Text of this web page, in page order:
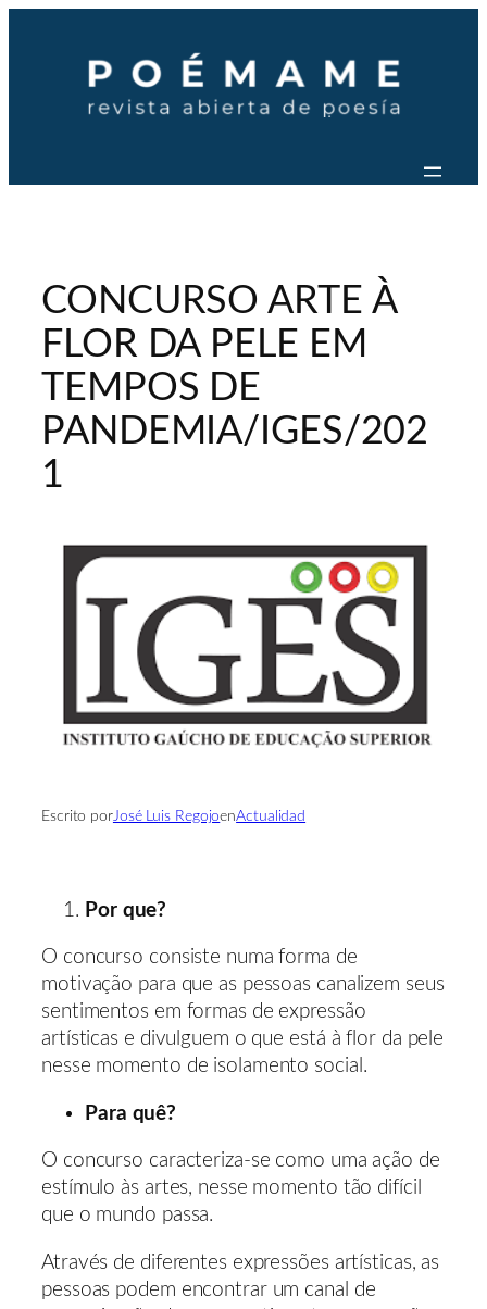
contenido
CONCURSO ARTE À
FLOR DA PELE EM
TEMPOS DE
PANDEMIA/IGES/202
1
Escrito porJosé Luis RegojoenActualidad
Por que?
O concurso consiste numa forma de
motivação para que as pessoas canalizem seus
sentimentos em formas de expressão
artísticas e divulguem o que está à flor da pele
nesse momento de isolamento social.
Para quê?
O concurso caracteriza-se como uma ação de
estímulo às artes, nesse momento tão difícil
que o mundo passa.
Através de diferentes expressões artísticas, as
pessoas podem encontrar um canal de